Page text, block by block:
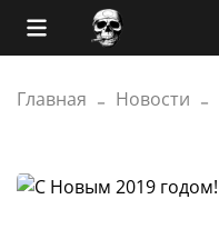
Главная Новости